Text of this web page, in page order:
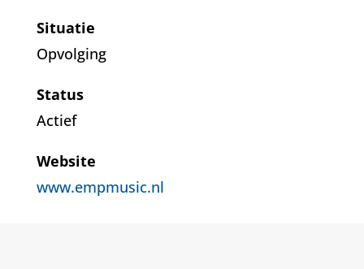
Situatie
Opvolging
Status
Actief
Website
www.empmusic.nl